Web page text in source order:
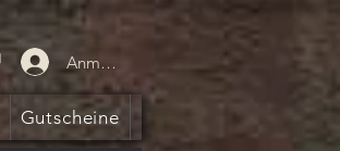
Anmelden
Gutscheine